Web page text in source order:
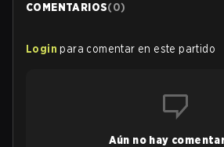
COMENTARIOS(0)
Login para comentar en este partido
Aún no hay